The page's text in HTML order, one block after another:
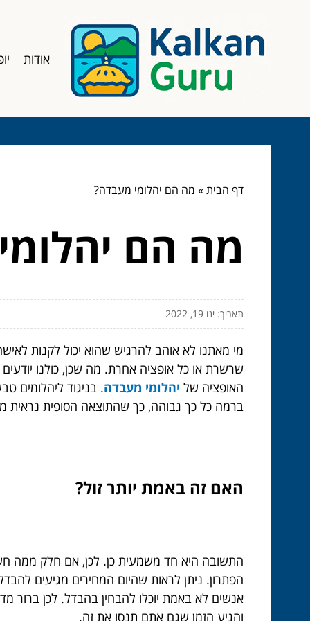
אודות
דף הבית» מה הם יהלומי מעבדה?
מה הם
תאריך: ינו 19, 2022
מי מאתנו לא אוהב להרגיש שהוא יכול לקנות
שרשרת או כל אופציה אחרת. מה שכן, כולנו
האופציה של יהלומי מעבדה. בניגוד ליהלומים
ברמה כל כך גבוהה, כך שהתוצאה הסופית נראית
האם זה באמת יותר זול?
התשובה היא חד משמעית כן. לכן, אם חלק ממה
אנשים לא באמת יוכלו להבחין בהבדל. לכן
והגיע הזמן שגם אתם תנסו את זה.